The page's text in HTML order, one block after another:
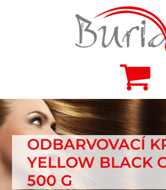
ODBARVOVACÍ
YELLOW BLACK
500 G